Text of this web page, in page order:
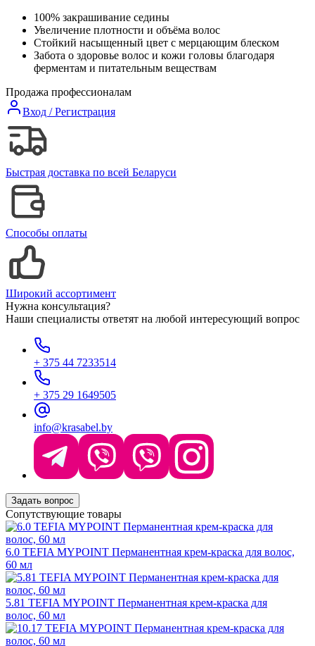
100% закрашивание седины
Увеличение плотности и объёма волос
Стойкий насыщенный цвет с мерцающим блеском
Забота о здоровье волос и кожи головы благодаря
ферментам и питательным веществам
Продажа профессионалам
Вход / Регистрация
Быстрая доставка по всей Беларуси
Способы оплаты
Широкий ассортимент
Нужна консультация?
Наши специалисты ответят на любой интересующий вопрос
+ 375 44 7233514
+ 375 29 1649505
info@krasabel.by
Задать вопрос
Сопутствующие товары
6.0 TEFIA MYPOINT Перманентная крем-краска для волос,
60 мл
5.81 TEFIA MYPOINT Перманентная крем-краска для
волос, 60 мл